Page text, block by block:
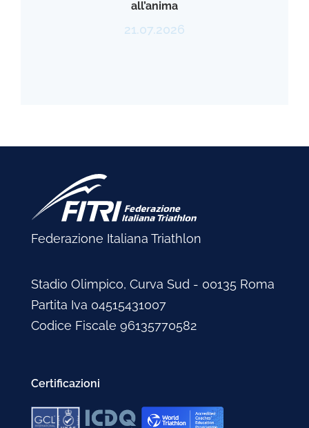
all’anima
21.07.2026
Federazione Italiana Triathlon
Stadio Olimpico, Curva Sud - 00135 Roma
Partita Iva 04515431007
Codice Fiscale 96135770582
Certificazioni